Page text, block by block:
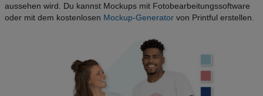
aussehen wird. Du kannst Mockups mit Fotobearbeitungssoftware
oder mit dem kostenlosen Mockup-Generator von Printful erstellen.